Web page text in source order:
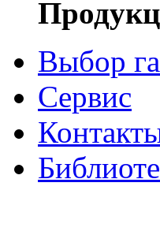
Выбор
Сервис